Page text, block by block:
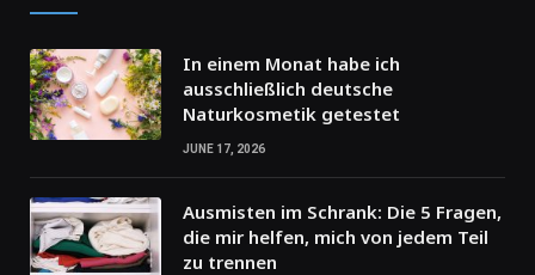
In einem Monat habe ich
ausschließlich deutsche
Naturkosmetik getestet
JUNE 17, 2026
Ausmisten im Schrank: Die 5 Fragen,
die mir helfen, mich von jedem Teil
zu trennen